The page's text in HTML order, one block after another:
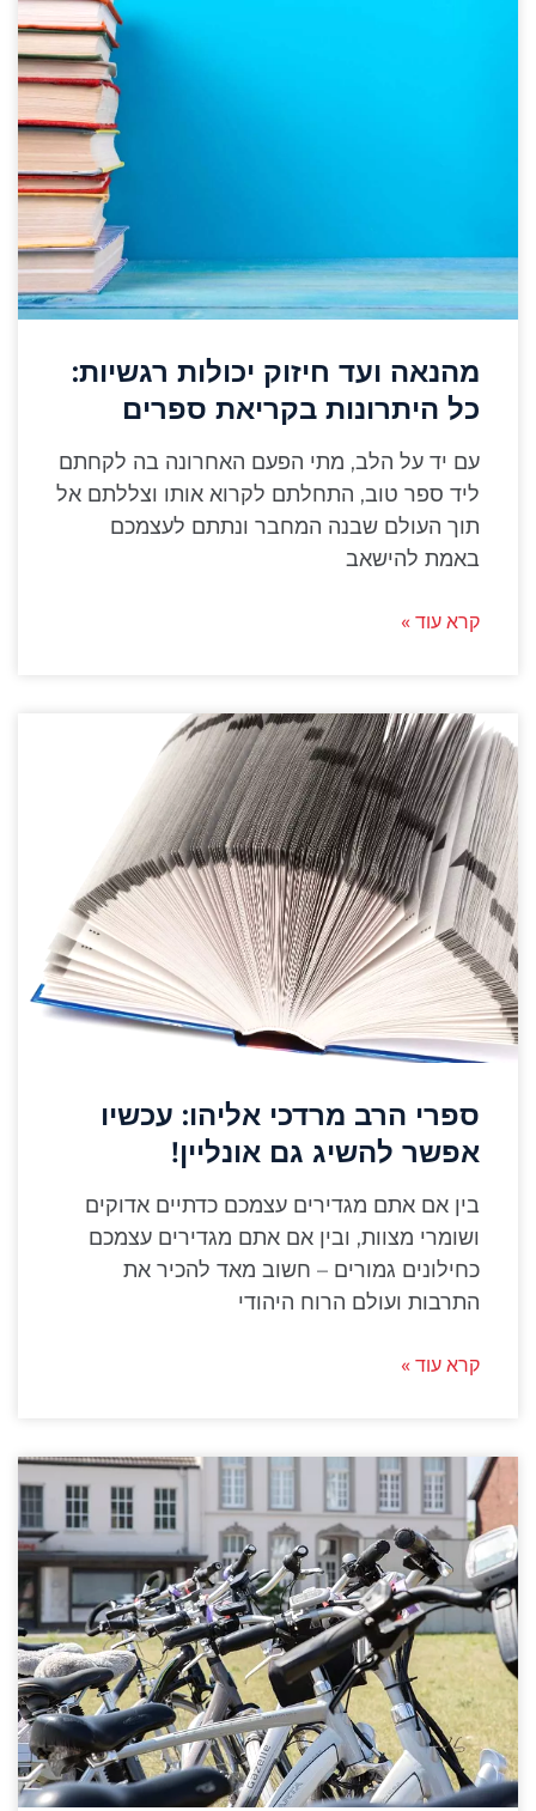
מהנאה ועד חיזוק יכולות רגשיות:
כל היתרונות בקריאת ספרים
עם יד על הלב, מתי הפעם האחרונה בה לקחתם
ליד ספר טוב, התחלתם לקרוא אותו וצללתם אל
תוך העולם שבנה המחבר ונתתם לעצמכם
באמת להישאב
קרא עוד »
ספרי הרב מרדכי אליהו: עכשיו
אפשר להשיג גם אונליין!
בין אם אתם מגדירים עצמכם כדתיים אדוקים
ושומרי מצוות, ובין אם אתם מגדירים עצמכם
כחילונים גמורים – חשוב מאד להכיר את
התרבות ועולם הרוח היהודי
קרא עוד »